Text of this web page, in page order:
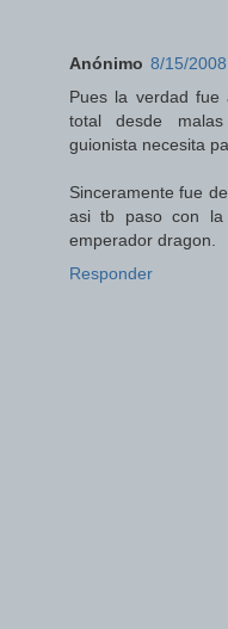
Anónimo 8/15/
Pues la verdad
total desde
guionista necesita
Sinceramente fue
asi tb paso con
emperador dragon.
Responder